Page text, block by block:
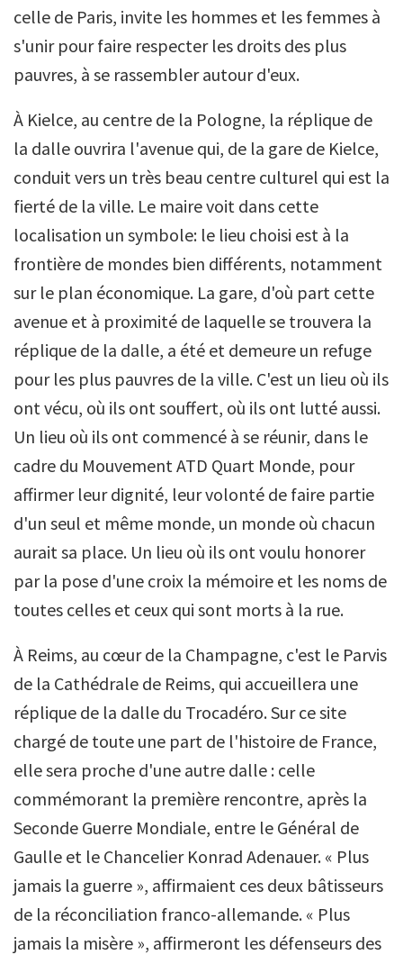
celle de Paris, invite les hommes et les femmes à
s'unir pour faire respecter les droits des plus
pauvres, à se rassembler autour d'eux.
À Kielce, au centre de la Pologne, la réplique de
la dalle ouvrira l'avenue qui, de la gare de Kielce,
conduit vers un très beau centre culturel qui est la
fierté de la ville. Le maire voit dans cette
localisation un symbole: le lieu choisi est à la
frontière de mondes bien différents, notamment
sur le plan économique. La gare, d'où part cette
avenue et à proximité de laquelle se trouvera la
réplique de la dalle, a été et demeure un refuge
pour les plus pauvres de la ville. C'est un lieu où ils
ont vécu, où ils ont souffert, où ils ont lutté aussi.
Un lieu où ils ont commencé à se réunir, dans le
cadre du Mouvement ATD Quart Monde, pour
affirmer leur dignité, leur volonté de faire partie
d'un seul et même monde, un monde où chacun
aurait sa place. Un lieu où ils ont voulu honorer
par la pose d'une croix la mémoire et les noms de
toutes celles et ceux qui sont morts à la rue.
À Reims, au cœur de la Champagne, c'est le Parvis
de la Cathédrale de Reims, qui accueillera une
réplique de la dalle du Trocadéro. Sur ce site
chargé de toute une part de l'histoire de France,
elle sera proche d'une autre dalle : celle
commémorant la première rencontre, après la
Seconde Guerre Mondiale, entre le Général de
Gaulle et le Chancelier Konrad Adenauer. « Plus
jamais la guerre », affirmaient ces deux bâtisseurs
de la réconciliation franco-allemande. « Plus
jamais la misère », affirmeront les défenseurs des